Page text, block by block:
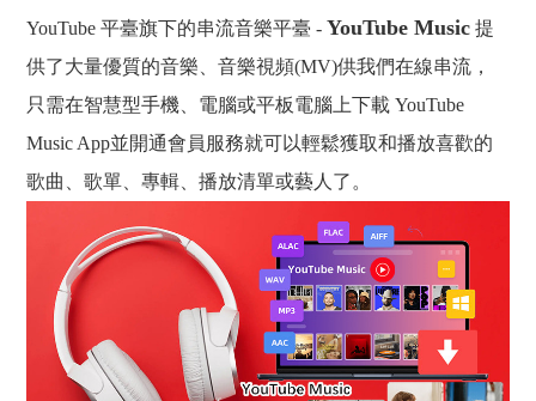
YouTube 平臺旗下的串流音樂平臺 -YouTube Music 提
供了大量優質的音樂、音樂視頻(MV)供我們在線串流，
只需在智慧型手機、電腦或平板電腦上下載 YouTube
Music App並開通會員服務就可以輕鬆獲取和播放喜歡的
歌曲、歌單、專輯、播放清單或藝人了。